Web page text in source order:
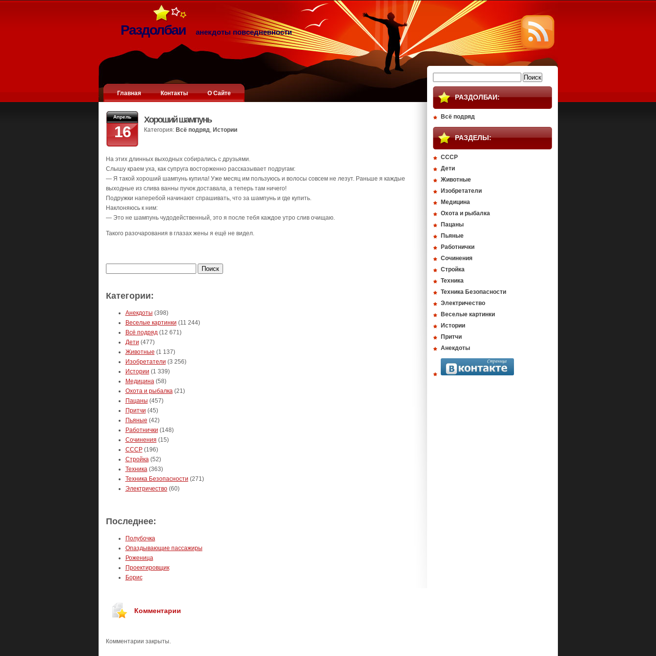
Раздолбаи анекдоты повседневности
Главная Контакты О Сайте
Апрель
16
Хороший шампунь
Категория: Всё подряд, Истории
На этих длинных выходных собирались с друзьями.
Слышу краем уха, как супруга восторженно рассказывает подругам:
— Я такой хороший шампунь купила! Уже месяц им пользуюсь и волосы совсем не лезут. Раньше я каждые
выходные из слива ванны пучок доставала, а теперь там ничего!
Подружки наперебой начинают спрашивать, что за шампунь и где купить.
Наклоняюсь к ним:
— Это не шампунь чудодейственный, это я после тебя каждое утро слив очищаю.
Такого разочарования в глазах жены я ещё не видел.
Категории:
Анекдоты (398)
Веселые картинки (11 244)
Всё подряд(12 671)
Дети (477)
Животные (1 137)
Изобретатели (3 256)
Истории (1 339)
Медицина(58)
Охота и рыбалка(21)
Пацаны (457)
Притчи (45)
Пьяные (42)
Работнички (148)
Сочинения (15)
СССР(196)
Стройка(52)
Техника(363)
Техника Безопасности (271)
Электричество(60)
Последнее:
Полубочка
Опаздывающие пассажиры
Роженица
Проектировщик
Борис
Комментарии
Комментарии закрыты.
РАЗДОЛБАИ:
Всё подряд
РАЗДЕЛЫ:
СССР
Дети
Животные
Изобретатели
Медицина
Охота и рыбалка
Пацаны
Пьяные
Работнички
Сочинения
Стройка
Техника
Техника Безопасности
Электричество
Веселые картинки
Истории
Притчи
Анекдоты